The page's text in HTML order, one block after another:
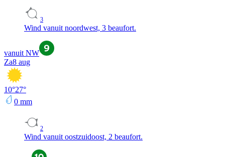
3
Wind vanuit noordwest, 3 beaufort.
vanuit NW
Za8 aug
10°27°
0 mm
2
Wind vanuit oostzuidoost, 2 beaufort.